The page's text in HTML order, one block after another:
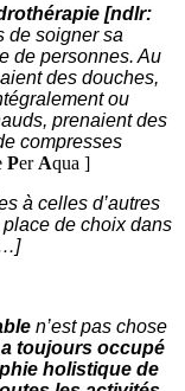
[ndlr:
de soigner sa
de personnes. Au
des douches,
ou
prenaient des
compresses
Per Aqua ]
à celles d’autres
de choix dans
n’est pas chose
a toujours occupé
holistique de